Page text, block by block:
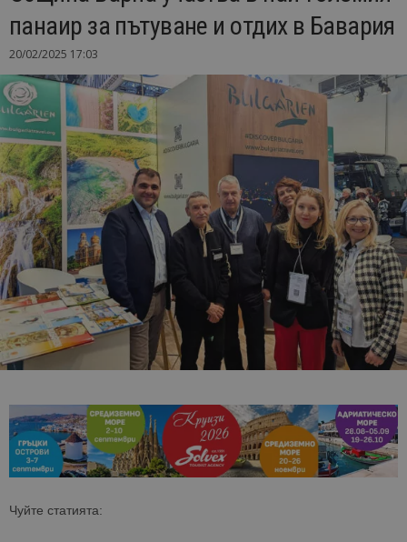
панаир за пътуване и отдих в Бавария
20/02/2025 17:03
Чуйте статията: